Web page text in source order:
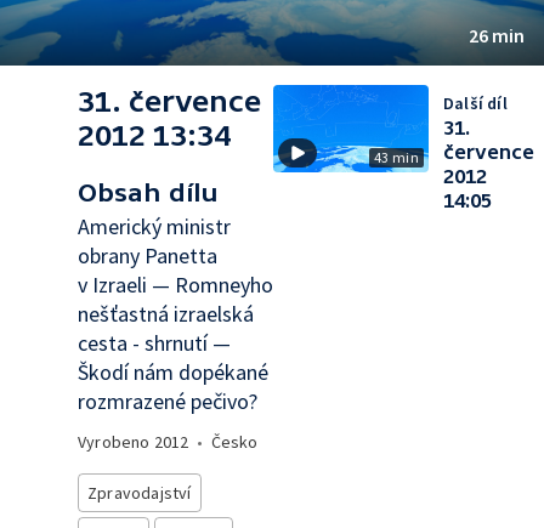
26 min
31. července
2012 13:34
Obsah dílu
Americký ministr
obrany Panetta
v Izraeli — Romneyho
nešťastná izraelská
cesta - shrnutí —
Škodí nám dopékané
rozmrazené pečivo?
Vyrobeno 2012 • Česko
Zpravodajství
43 min
Další díl
31.
července
2012
14:05